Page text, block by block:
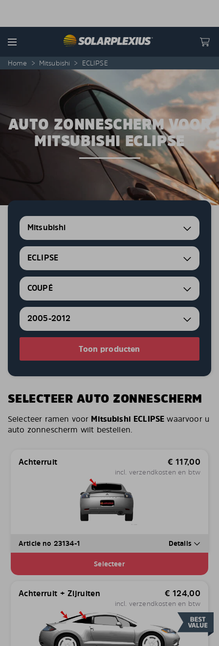
Menu
Home > Mitsubishi > ECLIPSE
AUTO ZONNESCHERM VOOR
MITSUBISHI ECLIPSE
Mitsubishi
ECLIPSE
COUPÉ
2005-2012
Toon producten
SELECTEER AUTO ZONNESCHERM
Selecteer ramen voor Mitsubishi ECLIPSE waarvoor u
auto zonnescherm wilt bestellen.
Achterruit € 117,00
incl. verzendkosten en btw
Article no 23134-1 Details
Selecteer
Achterruit + Zijruiten € 124,00
incl. verzendkosten en btw